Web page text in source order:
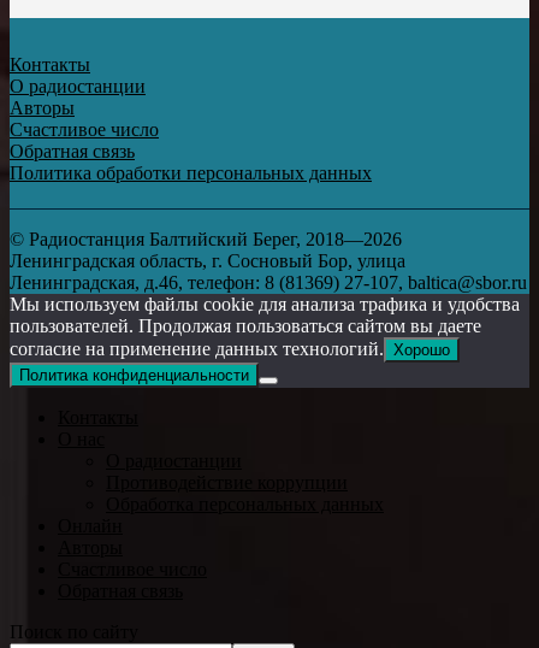
Контакты
О радиостанции
Авторы
Счастливое число
Обратная связь
Политика обработки персональных данных
© Радиостанция Балтийский Берег, 2018—2026
Ленинградская область, г. Сосновый Бор, улица
Ленинградская, д.46, телефон: 8 (81369) 27-107, baltica@sbor.ru
Мы используем файлы cookie для анализа трафика и удобства
пользователей. Продолжая пользоваться сайтом вы даете
согласие на применение данных технологий. Хорошо
Политика конфиденциальности
Поиск по сайту